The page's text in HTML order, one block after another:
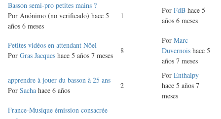
Discusión
normal
Basson semi-pro petites mains ?
Por Anónimo (no verificado) hace 5
años 6 meses
1
Por FdB hace 5
años 6 meses
Discusión
normal
Petites vidéos en attendant Nöel
Por Gras Jacques hace 5 años 7 meses
8
Por Marc
Duvernois hace 5
años 7 meses
Discusión
normal
apprendre à jouer du basson à 25 ans
Por Sacha hace 6 años
2
Por Enthalpy
hace 5 años 7
meses
Discusión
France-Musique émission consacrée